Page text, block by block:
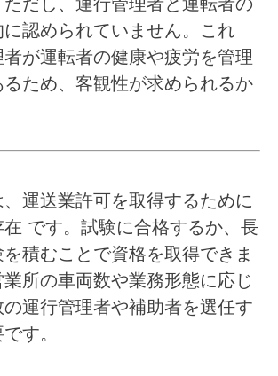
認められていません。これ
が運転者の健康や疲労を管理
ため、客観性が求められるか
運送業許可を取得するために
在 です。試験に合格するか、長
積むことで資格を取得できま
所の車両数や業務形態に応じ
運行管理者や補助者を選任す
す。